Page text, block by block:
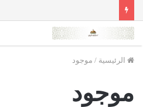
الرئيسية / موجود
موجود